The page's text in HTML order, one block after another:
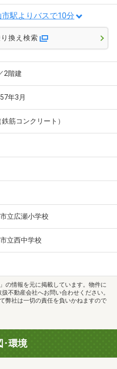
市駅よりバスで10分
換え検索
2階建
年3月
鉄筋コンクリート）
立広瀬小学校
立西中学校
」の情報を元に掲載しています。物件に
不動産会社へお問い合わせください。
弊社は一切の責任を負いかねますので
･環境